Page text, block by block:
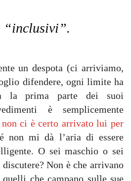
“inclusivi”.
un despota (ci arriviamo,
difendere, ogni limite ha
la prima parte dei suoi
è semplicemente
non ci è certo arrivato lui per
non mi dà l’aria di essere
O sei maschio o sei
Non è che arrivano
che campano sulle sue